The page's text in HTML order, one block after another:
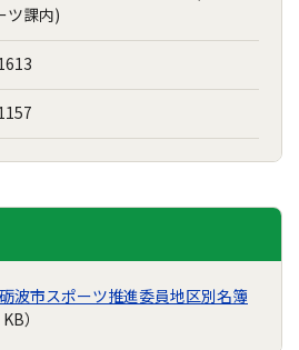
ツ課内)
波市スポーツ推進委員地区別名簿
）